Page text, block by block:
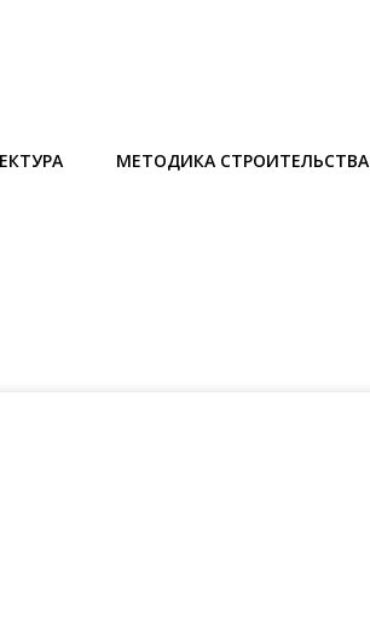
МЕТОДИКА СТРОИТЕЛЬСТВА